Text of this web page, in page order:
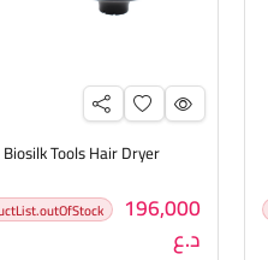
Biosilk Tools Hair Dryer
196,000
د.ع